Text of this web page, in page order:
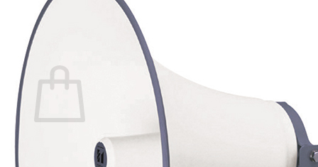
กลับสู่หน้าร้านค้า
0
ไม่มีสินค้าในตะกร้า